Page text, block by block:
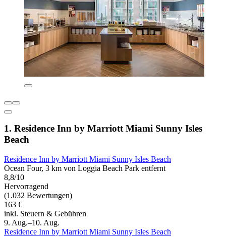
1. Residence Inn by Marriott Miami Sunny Isles
Beach
Residence Inn by Marriott Miami Sunny Isles Beach
Ocean Four, 3 km von Loggia Beach Park entfernt
8,8/10
Hervorragend
(1.032 Bewertungen)
163 €
inkl. Steuern & Gebühren
9. Aug.–10. Aug.
Residence Inn by Marriott Miami Sunny Isles Beach